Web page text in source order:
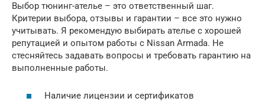
Выбор тюнинг-ателье – это ответственный шаг.
Критерии выбора, отзывы и гарантии – все это нужно
учитывать. Я рекомендую выбирать ателье с хорошей
репутацией и опытом работы с Nissan Armada. Не
стесняйтесь задавать вопросы и требовать гарантию на
выполненные работы.
Наличие лицензии и сертификатов